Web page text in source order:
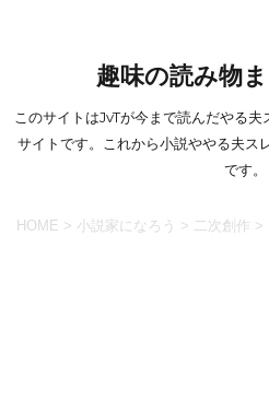
趣味の読み物
このサイトはJvTが今まで読んだやる
サイトです。これから小説ややる夫ス
です。
HOME > 小説家になろう > 二次創作 >